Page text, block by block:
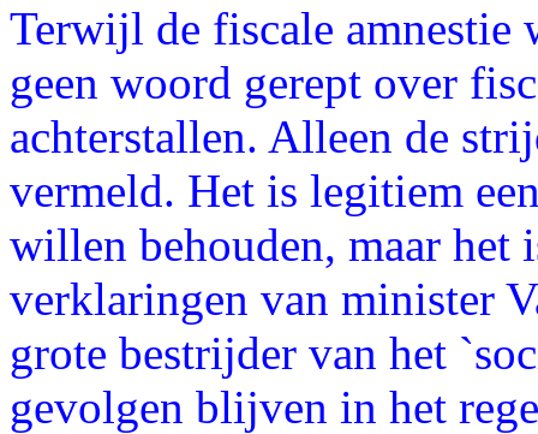
Terwijl de fiscale
geen woord gerept over
achterstallen. Alleen de
vermeld. Het is legitiem
willen behouden, maar het
verklaringen van minister
grote bestrijder van het
gevolgen blijven in het